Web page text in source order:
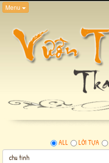
Menu
ALL LỜI TỰA